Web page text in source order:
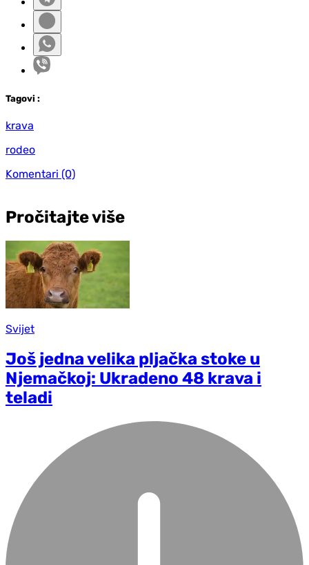
Tagovi :
krava
rodeo
Komentari (0)
Pročitajte više
Svijet
Još jedna velika pljačka stoke u
Njemačkoj: Ukradeno 48 krava i
teladi